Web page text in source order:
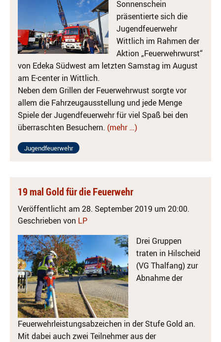
Sonnenschein
präsentierte sich die
Jugendfeuerwehr
Wittlich im Rahmen der
Aktion „Feuerwehrwurst“
von Edeka Südwest am letzten Samstag im August
am E-center in Wittlich.
Neben dem Grillen der Feuerwehrwust sorgte vor
allem die Fahrzeugausstellung und jede Menge
Spiele der Jugendfeuerwehr für viel Spaß bei den
überraschten Besuchern. (mehr …)
Jugendfeuerwehr
19 mal Gold für die Feuerwehr
Veröffentlicht am 28. September 2019 um 20:00.
Geschrieben von LP
Drei Gruppen
traten in Hilscheid
(VG Thalfang) zur
Abnahme der
Feuerwehrleistungsabzeichen in der Stufe Gold an.
Mit dabei auch zwei Teilnehmer aus der